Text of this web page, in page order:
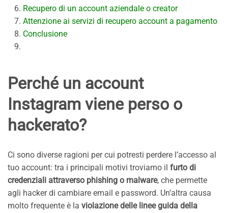
Recupero di un account aziendale o creator
Attenzione ai servizi di recupero account a pagamento
Conclusione
Perché un account
Instagram viene perso o
hackerato?
Ci sono diverse ragioni per cui potresti perdere l’accesso al
tuo account: tra i principali motivi troviamo il furto di
credenziali attraverso phishing o malware, che permette
agli hacker di cambiare email e password. Un’altra causa
molto frequente è la violazione delle linee guida della